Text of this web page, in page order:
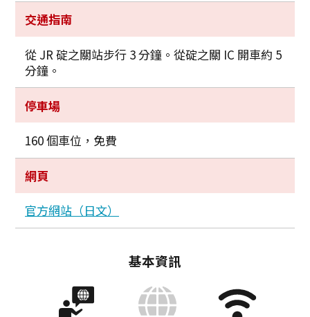
交通指南
從 JR 碇之關站步行 3 分鐘。從碇之關 IC 開車約 5
分鐘。
停車場
160 個車位，免費
網頁
官方網站（日文）
基本資訊